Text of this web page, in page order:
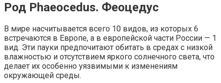
Род Phaeocedus. Феоцедус
В мире насчитывается всего 10 видов, из которых 6
встречаются в Европе, а в европейской части России — 1
вид. Эти пауки предпочитают обитать в средах с низкой
влажностью и отсутствием яркого солнечного света, что
делает их особенно уязвимыми к изменениям
окружающей среды.